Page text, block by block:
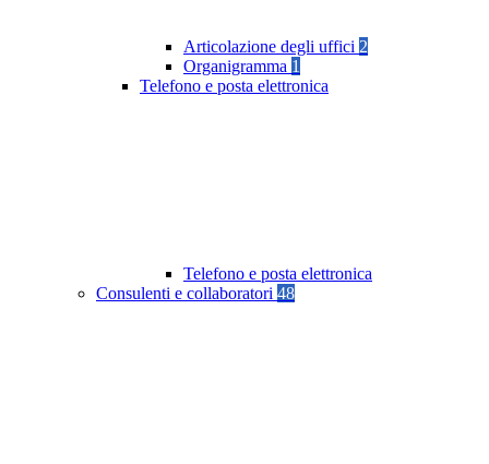
Articolazione degli uffici 2
Organigramma 1
Telefono e posta elettronica
Telefono e posta elettronica
Consulenti e collaboratori 48